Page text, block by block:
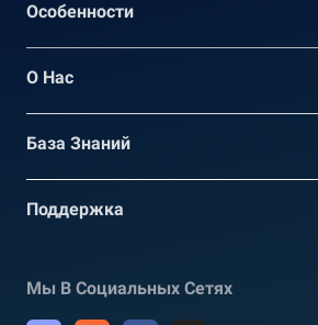
Oсобенности
О Нас
База Знаний
Поддержка
Мы В Социальных Сетях